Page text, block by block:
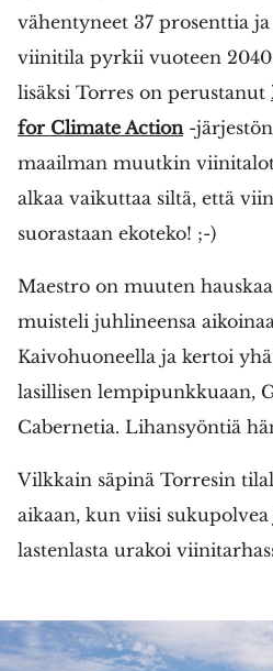
vähentyneet 37 prosenttia
viinitila pyrkii vuoteen 2040
lisäksi Torres on perustanut
for Climate Action-
maailman muutkin
alkaa vaikuttaa siltä, että
suorastaan ekoteko! ;-)
Maestro on muuten
muisteli juhlineensa
Kaivohuoneella ja kertoi
lasillisen lempipunkkuaan,
Cabernetia. Lihansyöntiä
Vilkkain säpinä Torresin
aikaan, kun viisi sukupolvea
lastenlasta urakoi